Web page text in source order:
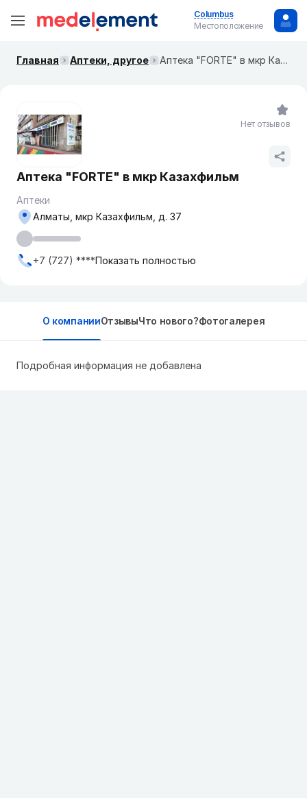
Columbus
Местоположение
Главная Аптеки, другое Аптека "FORTE" в мкр Казахфильм
Аптека "FORTE" в мкр Казахфильм
Аптеки
Алматы, мкр Казахфильм, д. 37
+7 (727) ****Показать полностью
Нет отзывов
О компанииОтзывыЧто нового?Фотогалерея
Подробная информация не добавлена